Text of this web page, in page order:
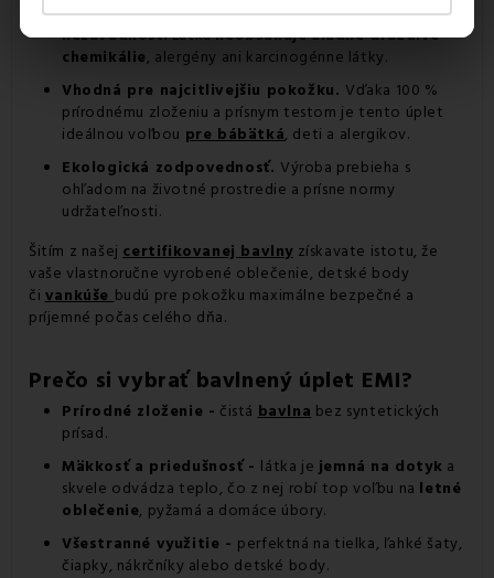
Absolútna zdravotná
nezávadnosť.Látkaneobsahuje žiadne dráždivé
chemikálie, alergény ani karcinogénne látky.
Vhodná pre najcitlivejšiu pokožku. Vďaka 100 %
prírodnému zloženiu a prísnym testom je tento úplet
ideálnou voľbou pre bábätká, deti a alergikov.
Ekologická zodpovednosť. Výroba prebieha s
ohľadom na životné prostredie a prísne normy
udržateľnosti.
Šitím z našej certifikovanej bavlny získavate istotu, že
vaše vlastnoručne vyrobené oblečenie, detské body
či vankúše budú pre pokožku maximálne bezpečné a
príjemné počas celého dňa.
Prečo si vybrať bavlnený úplet EMI?
Prírodné zloženie - čistá bavlna bez syntetických
prísad.
Mäkkosť a priedušnosť - látka je jemná na dotyk a
skvele odvádza teplo, čo z nej robí top voľbu na letné
oblečenie, pyžamá a domáce úbory.
Všestranné využitie - perfektná na tielka, ľahké šaty,
čiapky, nákrčníky alebo detské body.